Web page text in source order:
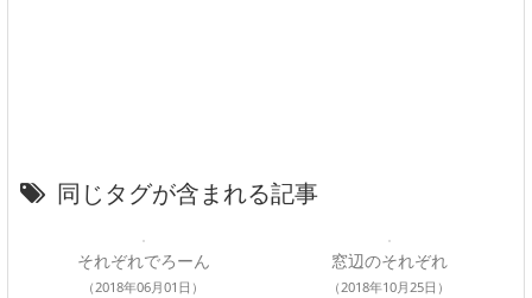
同じタグが含まれる記事
それぞれでろーん
（2018年06月01日）
窓辺のそれぞれ
（2018年10月25日）